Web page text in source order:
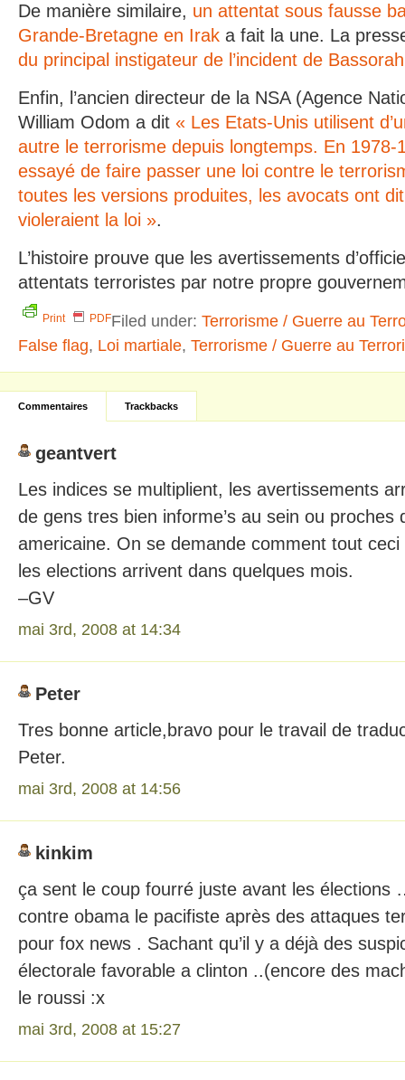
De manière similaire, un attentat sous fausse
Grande-Bretagne en Irak a fait la une. La
du principal instigateur de l’incident de
Enfin, l’ancien directeur de la NSA (Agence
William Odom a dit « Les Etats-Unis utilisent
autre le terrorisme depuis longtemps. En 1978-
essayé de faire passer une loi contre le
toutes les versions produites, les avocats ont
violeraient la loi ».
L’histoire prouve que les avertissements
attentats terroristes par notre propre
Print PDFFiled under: Terrorisme / Guerre au
False flag, Loi martiale, Terrorisme / Guerre au
Commentaires Trackbacks
geantvert
Les indices se multiplient, les avertissements
de gens tres bien informe’s au sein ou proches
americaine. On se demande comment tout
les elections arrivent dans quelques mois.
–GV
mai 3rd, 2008 at 14:34
Peter
Tres bonne article,bravo pour le travail de
Peter.
mai 3rd, 2008 at 14:56
kinkim
ça sent le coup fourré juste avant les élections
contre obama le pacifiste après des attaques
pour fox news . Sachant qu’il y a déjà des
électorale favorable a clinton ..(encore des
le roussi :x
mai 3rd, 2008 at 15:27